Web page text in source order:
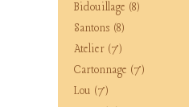
Bidouillage (8)
Santons (8)
Atelier (7)
Cartonnage (7)
Lou (7)